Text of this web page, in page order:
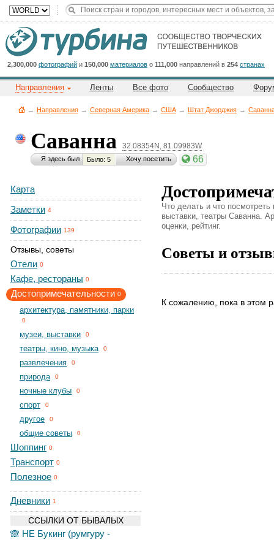
2,300,000 фотографий и 150,000 материалов о 111,000 направлений в 254 странах
Направления Ленты Все фото Сообщество
→ Направления → Северная Америка → CША → Штат Джорджия →
Саванна 32.08354N, 81.09983W
Я здесь был Было: 5 Хочу посетить 66
Карта
Заметки 4
Фотографии 139
Отзывы, советы
Отели 0
Кафе, рестораны 0
Достопримечательности 0
архитектура, памятники, парки
0
музеи, выставки 0
театры, кино, музыка 0
развлечения 0
природа 0
ночные клубы 0
спорт 0
другое 0
общие советы 0
Шоппинг 0
Транспорт 0
Полезное 0
Дневники 1
ССЫЛКИ ОТ БЫВАЛЫХ
🙈 НЕ Букинг (румгуру -
Что делать и что
выставки, театры Саванна.
оценки, рейтинг.
Советы и
К сожалению, пока в этом
Cейчас
на
сайте:
Title
Button